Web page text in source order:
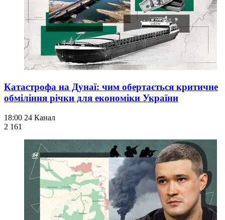
Катастрофа на Дунаї: чим обертається критичне
обміління річки для економіки України
18:00 24 Канал
2 161